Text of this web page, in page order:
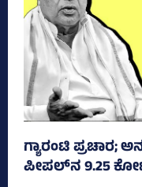
ಗ್ಯಾರಂಟಿ ಪ್ರಚಾರ;
ಪೀಪಲ್‌ನ 9.25 ಕೋಟಿ